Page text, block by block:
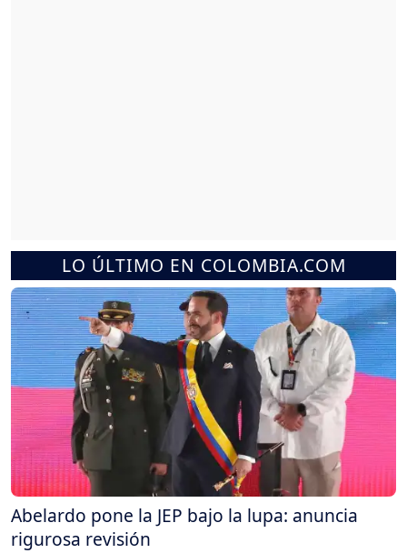
LO ÚLTIMO EN COLOMBIA.COM
Abelardo pone la JEP bajo la lupa: anuncia
rigurosa revisión